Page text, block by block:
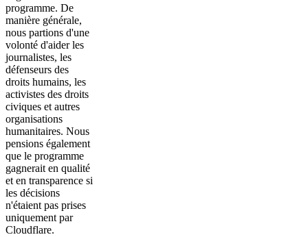
programme. De
manière générale,
nous partions d'une
volonté d'aider les
journalistes, les
défenseurs des
droits humains, les
activistes des droits
civiques et autres
organisations
humanitaires. Nous
pensions également
que le programme
gagnerait en qualité
et en transparence si
les décisions
n'étaient pas prises
uniquement par
Cloudflare.